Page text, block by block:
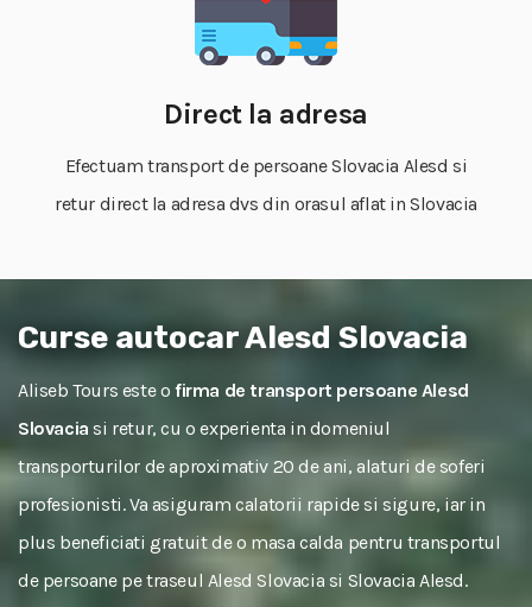
Direct la adresa
Efectuam transport de persoane Slovacia Alesd si
retur direct la adresa dvs din orasul aflat in Slovacia
Curse autocar Alesd Slovacia
Aliseb Tours este o firma de transport persoane Alesd
Slovacia si retur, cu o experienta in domeniul
transporturilor de aproximativ 20 de ani, alaturi de soferi
profesionisti. Va asiguram calatorii rapide si sigure, iar in
plus beneficiati gratuit de o masa calda pentru transportul
de persoane pe traseul Alesd Slovacia si Slovacia Alesd.